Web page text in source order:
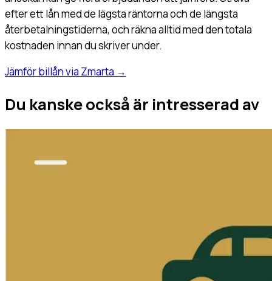
efter ett lån med de lägsta räntorna och de längsta
återbetalningstiderna, och räkna alltid med den totala
kostnaden innan du skriver under.
Jämför billån via Zmarta →
Du kanske också är intresserad av